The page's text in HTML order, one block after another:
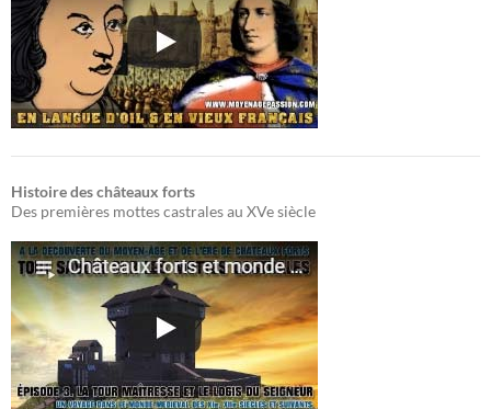
Histoire des châteaux forts
Des premières mottes castrales au XVe siècle